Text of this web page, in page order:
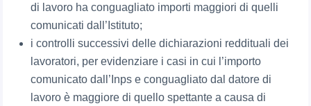
di lavoro ha conguagliato importi maggiori di quelli
comunicati dall’Istituto;
i controlli successivi delle dichiarazioni reddituali dei
lavoratori, per evidenziare i casi in cui l’importo
comunicato dall’Inps e conguagliato dal datore di
lavoro è maggiore di quello spettante a causa di